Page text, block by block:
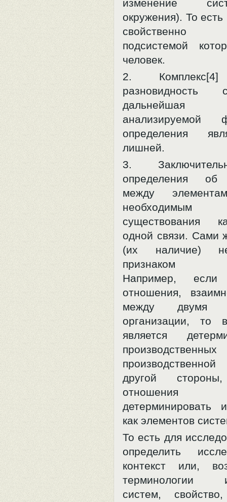
изменение
окружения). То
свойственно
подсистемой
человек.
2.
анализируемой
определения
лишней.
3.
определения об
между
необходимым
существования
одной связи. Сами
(их наличие)
признаком
Например, если
отношения,
между двумя
организации, то
является
другой
детерминировать
как элементов
То есть для
определить
контекст или,
терминологии
систем,